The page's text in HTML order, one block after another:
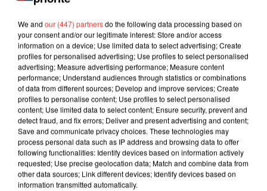
LES INTERVIEWS CHANTE
We and our (447) partnersdo the following data processing based on
your consent and/or our legitimate interest: Store and/or access
information on a device; Use limited data to select advertising; Create
profiles for personalised advertising; Use profiles to select personalised
advertising; Measure advertising performance; Measure content
performance; Understand audiences through statistics or combinations
of data from different sources; Develop and improve services; Create
profiles to personalise content; Use profiles to select personalised
content; Use limited data to select content; Ensure security, prevent and
detect fraud, and fix errors; Deliver and present advertising and content;
Save and communicate privacy choices. These technologies may
process personal data such as IP address and browsing data to offer
following functionalities: Identify devices based on information actively
requested; Use precise geolocation data; Match and combine data from
other data sources; Link different devices; Identify devices based on
information transmitted automatically.